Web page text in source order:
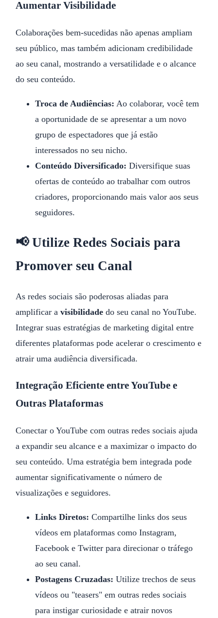
Aumentar Visibilidade
Colaborações bem-sucedidas não apenas ampliam
seu público, mas também adicionam credibilidade
ao seu canal, mostrando a versatilidade e o alcance
do seu conteúdo.
Troca de Audiências: Ao colaborar, você tem
a oportunidade de se apresentar a um novo
grupo de espectadores que já estão
interessados no seu nicho.
Conteúdo Diversificado: Diversifique suas
ofertas de conteúdo ao trabalhar com outros
criadores, proporcionando mais valor aos seus
seguidores.
📢 Utilize Redes Sociais para
Promover seu Canal
As redes sociais são poderosas aliadas para
amplificar a visibilidade do seu canal no YouTube.
Integrar suas estratégias de marketing digital entre
diferentes plataformas pode acelerar o crescimento e
atrair uma audiência diversificada.
Integração Eficiente entre YouTube e
Outras Plataformas
Conectar o YouTube com outras redes sociais ajuda
a expandir seu alcance e a maximizar o impacto do
seu conteúdo. Uma estratégia bem integrada pode
aumentar significativamente o número de
visualizações e seguidores.
Links Diretos: Compartilhe links dos seus
vídeos em plataformas como Instagram,
Facebook e Twitter para direcionar o tráfego
ao seu canal.
Postagens Cruzadas: Utilize trechos de seus
vídeos ou "teasers" em outras redes sociais
para instigar curiosidade e atrair novos